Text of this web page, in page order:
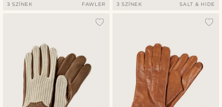
3 SZÍNEK FAWLER 3 SZÍNEK SALT & HIDE